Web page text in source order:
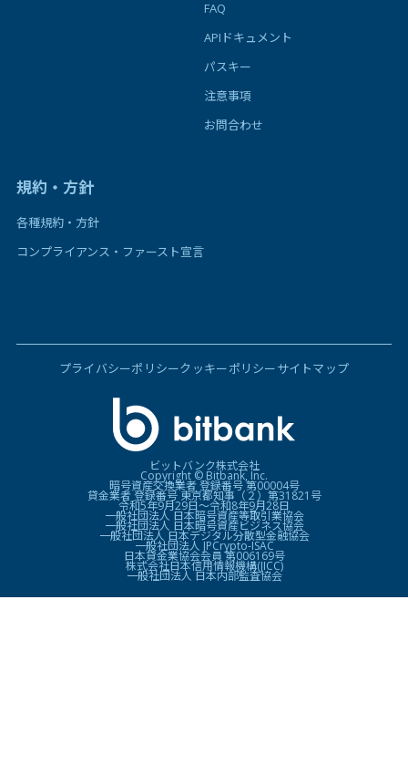
FAQ
APIドキュメント
パスキー
注意事項
お問合わせ
規約・方針
各種規約・方針
コンプライアンス・ファースト宣言
プライバシーポリシークッキーポリシーサイトマップ
ビットバンク株式会社
Copyright © Bitbank, Inc.
暗号資産交換業者 登録番号 第00004号
貸金業者 登録番号 東京都知事（２）第31821号
令和5年9月29日〜令和8年9月28日
一般社団法人 日本暗号資産等取引業協会
一般社団法人 日本暗号資産ビジネス協会
一般社団法人 日本デジタル分散型金融協会
一般社団法人 JPCrypto-ISAC
日本貸金業協会会員 第006169号
株式会社日本信用情報機構(JICC)
一般社団法人 日本内部監査協会